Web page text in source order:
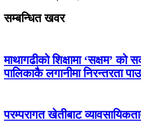
सम्बन्धित खवर
माथागढीको शिक्षामा ‘सक्षम’ को
पालिकाकै लगानीमा निरन्तरता
परम्परागत खेतीबाट